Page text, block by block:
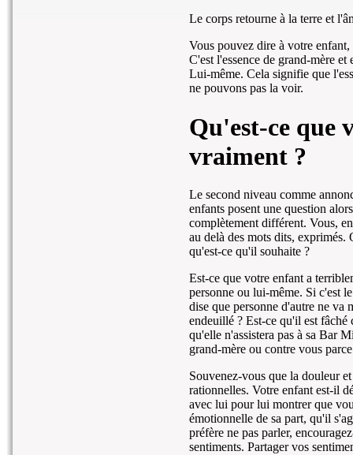
Le corps retourne à la terre et
Vous pouvez dire à votre
C'est l'essence de grand-mère
Lui-même. Cela signifie que
ne pouvons pas la voir.
Qu'est-ce que
vraiment ?
Le second niveau comme
enfants posent une question
complètement différent. Vous,
au delà des mots dits,
qu'est-ce qu'il souhaite ?
Est-ce que votre enfant a
personne ou lui-même. Si c'est
dise que personne d'autre ne va
endeuillé ? Est-ce qu'il est fâché
qu'elle n'assistera pas à sa Bar
grand-mère ou contre vous
Souvenez-vous que la douleur
rationnelles. Votre enfant est-il
avec lui pour lui montrer que
émotionnelle de sa part, qu'il
préfère ne pas parler,
sentiments. Partager vos